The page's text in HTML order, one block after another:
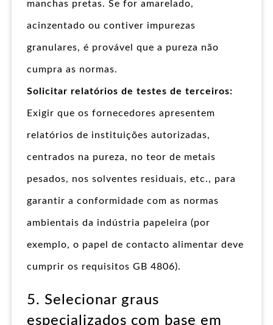
manchas pretas. Se for amarelado,
acinzentado ou contiver impurezas
granulares, é provável que a pureza não
cumpra as normas.
Solicitar relatórios de testes de terceiros:
Exigir que os fornecedores apresentem
relatórios de instituições autorizadas,
centrados na pureza, no teor de metais
pesados, nos solventes residuais, etc., para
garantir a conformidade com as normas
ambientais da indústria papeleira (por
exemplo, o papel de contacto alimentar deve
cumprir os requisitos GB 4806).
5. Selecionar graus
especializados com base em